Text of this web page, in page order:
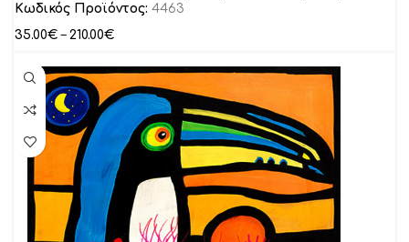
Κωδικός Προϊόντος: 4463
35.00€ – 210.00€